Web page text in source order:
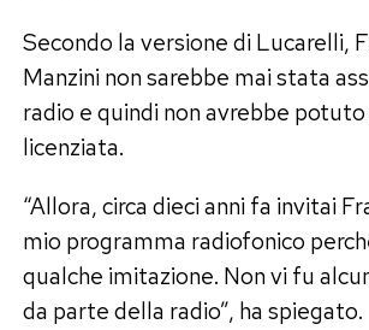
Secondo la versione di Lucarelli,
Manzini non sarebbe mai stata
radio e quindi non avrebbe
licenziata.
“Allora, circa dieci anni fa invitai
mio programma radiofonico
qualche imitazione. Non vi fu
da parte della radio”, ha spiegato.